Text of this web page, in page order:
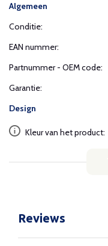
Algemeen
Conditie:
EAN nummer:
Partnummer - OEM code:
Garantie:
Design
Kleur van het product:
Reviews